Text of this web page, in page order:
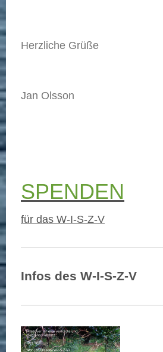
Herzliche Grüße
Jan Olsson
SPENDEN
für das W-I-S-Z-V
Infos des W-I-S-Z-V